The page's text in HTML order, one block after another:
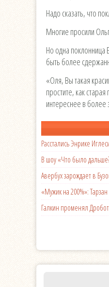
Надо сказать, что
Многие просили
Но одна поклонница
быть более
«Оля, Вы такая
простите, как
интереснее в более
Расстались Энрике
В шоу «Что было
Авербух зарождает в
«Мужик на 200%»:
Галкин променял